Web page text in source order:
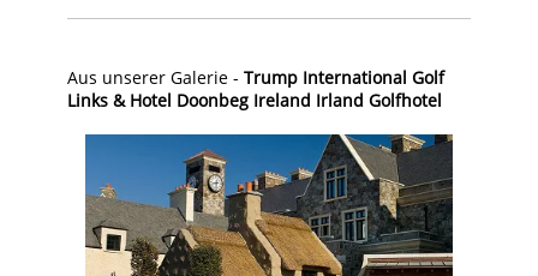
Aus unserer Galerie - Trump International Golf
Links & Hotel Doonbeg Ireland Irland Golfhotel